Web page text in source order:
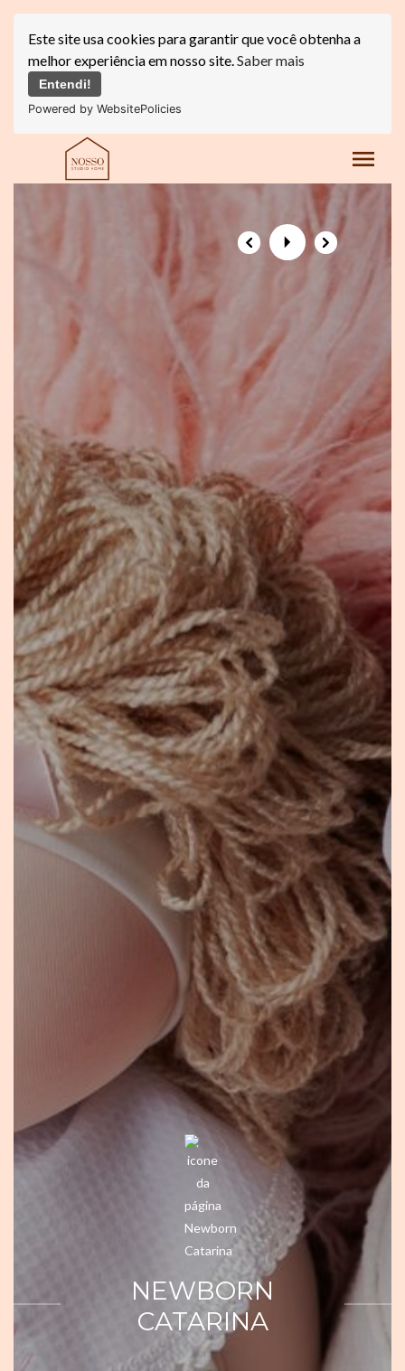
Este site usa cookies para garantir que você obtenha a
melhor experiência em nosso site.Saber mais
Entendi!
Powered by WebsitePolicies
menu
NEWBORN
CATARINA